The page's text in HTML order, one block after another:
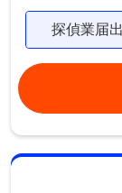
探偵業届